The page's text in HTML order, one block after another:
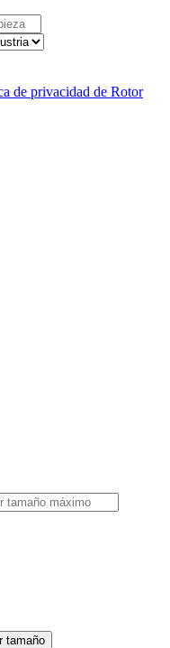
de privacidad de Rotor
tamaño